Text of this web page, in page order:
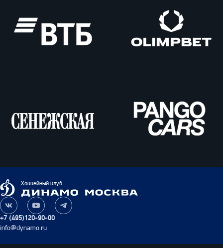
Cars
Динамо
Москва
Хоккейный клуб
+7 (495)120-90-00
info@dynamo.ru
Наша
группа
ВКонтакте
Наш
канал
на
Наш
канал